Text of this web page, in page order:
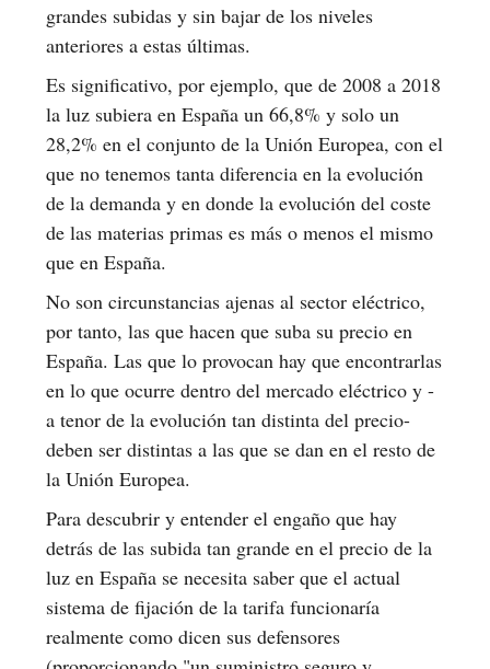
grandes subidas y sin bajar de los niveles
anteriores a estas últimas.
Es significativo, por ejemplo, que de 2008 a 2018
la luz subiera en España un 66,8% y solo un
28,2% en el conjunto de la Unión Europea, con el
que no tenemos tanta diferencia en la evolución
de la demanda y en donde la evolución del coste
de las materias primas es más o menos el mismo
que en España.
No son circunstancias ajenas al sector eléctrico,
por tanto, las que hacen que suba su precio en
España. Las que lo provocan hay que encontrarlas
en lo que ocurre dentro del mercado eléctrico y -
a tenor de la evolución tan distinta del precio-
deben ser distintas a las que se dan en el resto de
la Unión Europea.
Para descubrir y entender el engaño que hay
detrás de las subida tan grande en el precio de la
luz en España se necesita saber que el actual
sistema de fijación de la tarifa funcionaría
realmente como dicen sus defensores